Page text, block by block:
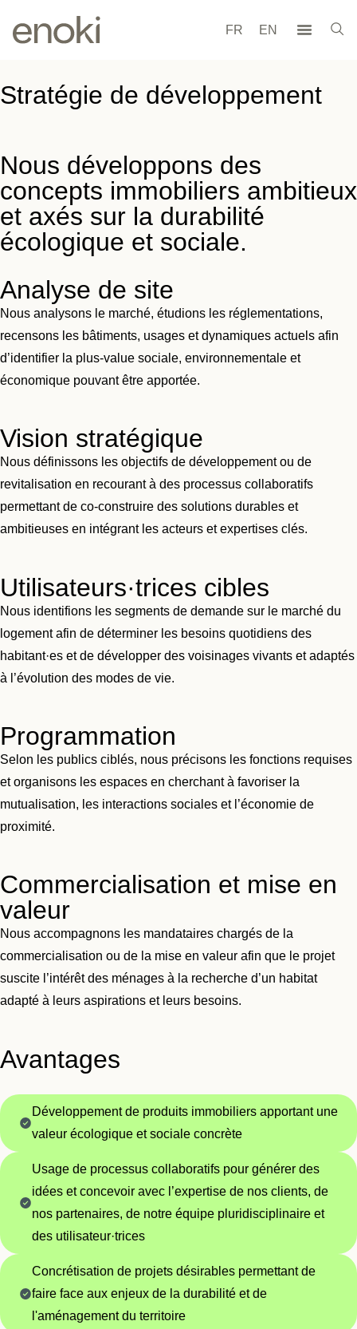
FR EN
Stratégie de développement
Nous développons des
concepts immobiliers ambitieux
et axés sur la durabilité
écologique et sociale.
Analyse de site
Nous analysons le marché, étudions les réglementations,
recensons les bâtiments, usages et dynamiques actuels afin
d’identifier la plus-value sociale, environnementale et
économique pouvant être apportée.
Vision stratégique
Nous définissons les objectifs de développement ou de
revitalisation en recourant à des processus collaboratifs
permettant de co-construire des solutions durables et
ambitieuses en intégrant les acteurs et expertises clés.
Utilisateurs·trices cibles
Nous identifions les segments de demande sur le marché du
logement afin de déterminer les besoins quotidiens des
habitant·es et de développer des voisinages vivants et adaptés
à l’évolution des modes de vie.
Programmation
Selon les publics ciblés, nous précisons les fonctions requises
et organisons les espaces en cherchant à favoriser la
mutualisation, les interactions sociales et l’économie de
proximité.
Commercialisation et mise en
valeur
Nous accompagnons les mandataires chargés de la
commercialisation ou de la mise en valeur afin que le projet
suscite l’intérêt des ménages à la recherche d’un habitat
adapté à leurs aspirations et leurs besoins.
Avantages
Développement de produits immobiliers apportant une
valeur écologique et sociale concrète
Usage de processus collaboratifs pour générer des
idées et concevoir avec l’expertise de nos clients, de
nos partenaires, de notre équipe pluridisciplinaire et
des utilisateur·trices
Concrétisation de projets désirables permettant de
faire face aux enjeux de la durabilité et de
l'aménagement du territoire